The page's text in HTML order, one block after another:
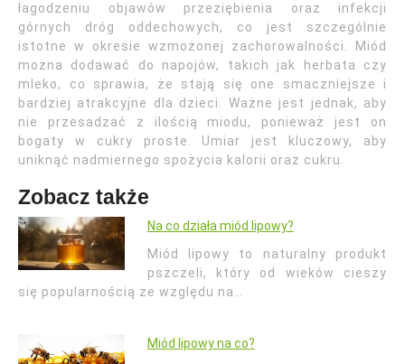
łagodzeniu objawów przeziębienia oraz infekcji
górnych dróg oddechowych, co jest szczególnie
istotne w okresie wzmożonej zachorowalności. Miód
można dodawać do napojów, takich jak herbata czy
mleko, co sprawia, że stają się one smaczniejsze i
bardziej atrakcyjne dla dzieci. Ważne jest jednak, aby
nie przesadzać z ilością miodu, ponieważ jest on
bogaty w cukry proste. Umiar jest kluczowy, aby
uniknąć nadmiernego spożycia kalorii oraz cukru.
Zobacz także
Na co działa miód lipowy?
Miód lipowy to naturalny produkt
pszczeli, który od wieków cieszy
się popularnością ze względu na…
Miód lipowy na co?